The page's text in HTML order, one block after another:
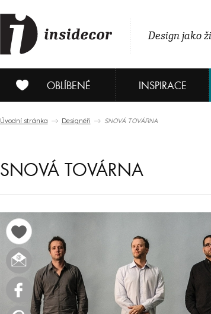
Design jako
OBLÍBENÉ INSPIRACE
Úvodní stránka Designéři SNOVÁ TOVÁRNA
SNOVÁ TOVÁRNA